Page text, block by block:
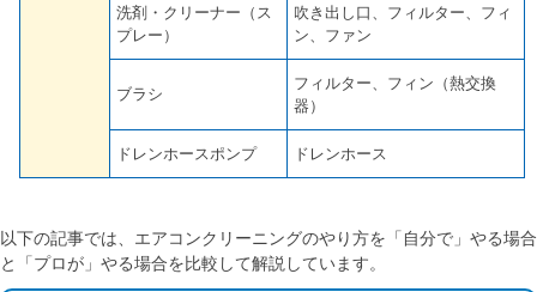
洗剤・クリーナー（ス
プレー）
吹き出し口、フィルター、フィ
ン、ファン
ブラシ
フィルター、フィン（熱交換
器）
ドレンホースポンプ ドレンホース
以下の記事では、エアコンクリーニングのやり方を「自分で」やる場合
と「プロが」やる場合を比較して解説しています。